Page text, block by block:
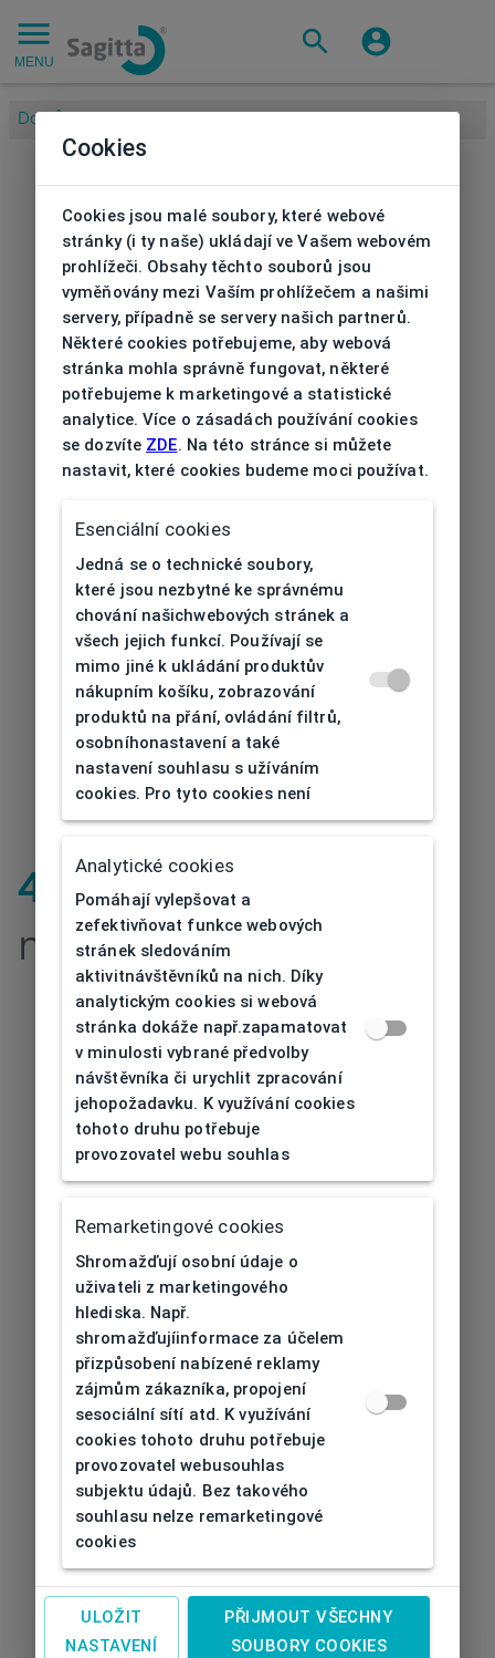
MENU
Domů
404| Stránka
nenalezena
Cookies
Cookies jsou malé soubory, které webové
stránky (i ty naše) ukládají ve Vašem webovém
prohlížeči. Obsahy těchto souborů jsou
vyměňovány mezi Vaším prohlížečem a našimi
servery, případně se servery našich partnerů.
Některé cookies potřebujeme, aby webová
stránka mohla správně fungovat, některé
potřebujeme k marketingové a statistické
analytice. Více o zásadách používání cookies
se dozvíte ZDE. Na této stránce si můžete
nastavit, které cookies budeme moci používat.
Esenciální cookies
Jedná se o technické soubory,
které jsou nezbytné ke správnému
chování našichwebových stránek a
všech jejich funkcí. Používají se
mimo jiné k ukládání produktův
nákupním košíku, zobrazování
produktů na přání, ovládání filtrů,
osobníhonastavení a také
nastavení souhlasu s užíváním
cookies. Pro tyto cookies není
Analytické cookies
Pomáhají vylepšovat a
zefektivňovat funkce webových
stránek sledováním
aktivitnávštěvníků na nich. Díky
analytickým cookies si webová
stránka dokáže např.zapamatovat
v minulosti vybrané předvolby
návštěvníka či urychlit zpracování
jehopožadavku. K využívání cookies
tohoto druhu potřebuje
provozovatel webu souhlas
Remarketingové cookies
Shromažďují osobní údaje o
uživateli z marketingového
hlediska. Např.
shromažďujíinformace za účelem
přizpůsobení nabízené reklamy
zájmům zákazníka, propojení
sesociální sítí atd. K využívání
cookies tohoto druhu potřebuje
provozovatel webusouhlas
subjektu údajů. Bez takového
souhlasu nelze remarketingové
cookies
ULOŽIT
NASTAVENÍ
PŘIJMOUT VŠECHNY
SOUBORY COOKIES